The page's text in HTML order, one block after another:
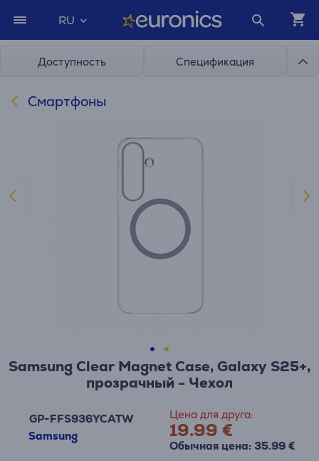
RU
Доступность Спецификация
Смартфоны
Samsung Clear Magnet Case, Galaxy S25+,
прозрачный - Чехол
GP-FFS936YCATW
Samsung
Цена для друга:
19.99 €
Обычная цена: 35.99 €